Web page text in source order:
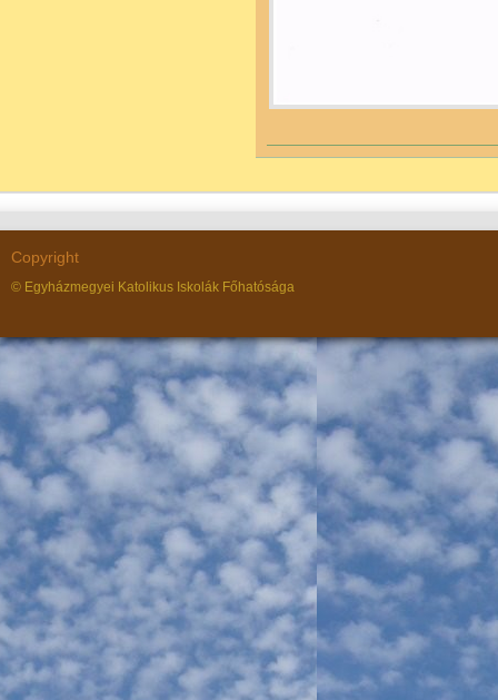
Copyright
© Egyházmegyei Katolikus Iskolák Főhatósága